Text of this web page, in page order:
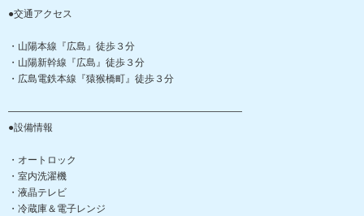
●交通アクセス
・山陽本線『広島』徒歩３分
・山陽新幹線『広島』徒歩３分
・広島電鉄本線『猿猴橋町』徒歩３分
――――――――――――――――――――――――
●設備情報
・オートロック
・室内洗濯機
・液晶テレビ
・冷蔵庫＆電子レンジ